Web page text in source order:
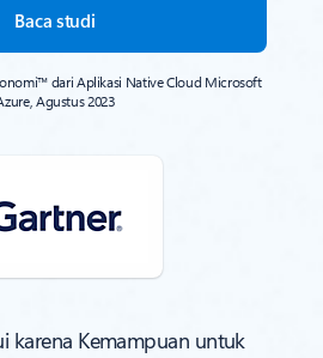
Baca studi
dari Aplikasi Native Cloud Microsoft
Agustus 2023
karena Kemampuan untuk